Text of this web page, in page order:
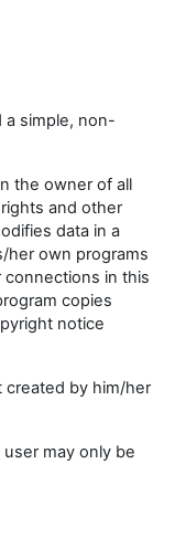
a simple, non-
the owner of all
and other
data in a
her own programs
connections in this
copies
notice
by him/her
may only be